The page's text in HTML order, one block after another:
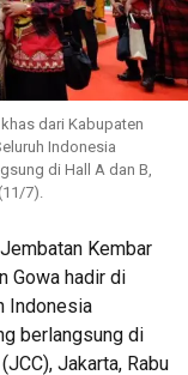
dari Kabupaten
Indonesia
di Hall A dan B,
7).
Kembar
Gowa hadir di
Indonesia
berlangsung di
Jakarta, Rabu